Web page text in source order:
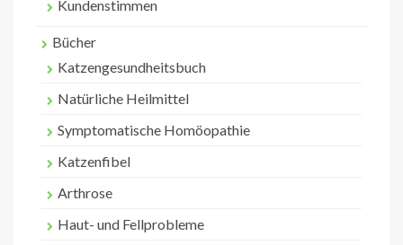
Kundenstimmen
Bücher
Katzengesundheitsbuch
Natürliche Heilmittel
Symptomatische Homöopathie
Katzenfibel
Arthrose
Haut- und Fellprobleme